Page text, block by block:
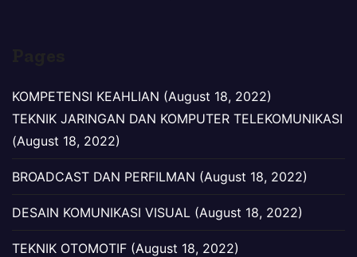
KOMPETENSI KEAHLIAN (August 18, 2022)
TEKNIK JARINGAN DAN KOMPUTER TELEKOMUNIKASI
(August 18, 2022)
BROADCAST DAN PERFILMAN (August 18, 2022)
DESAIN KOMUNIKASI VISUAL (August 18, 2022)
TEKNIK OTOMOTIF (August 18, 2022)